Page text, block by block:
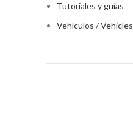
Tutoriales y guías
Vehículos / Vehicles